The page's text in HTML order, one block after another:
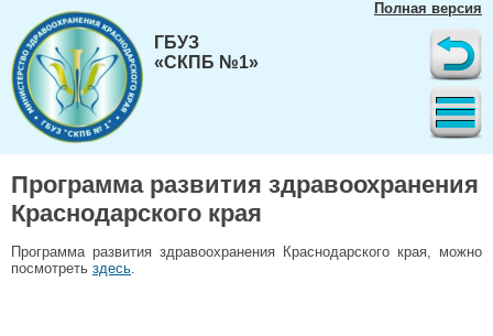
Полная версия
ГБУЗ
«СКПБ №1»
Программа развития здравоохранения
Краснодарского края
Программа развития здравоохранения Краснодарского края, можно
посмотреть здесь.